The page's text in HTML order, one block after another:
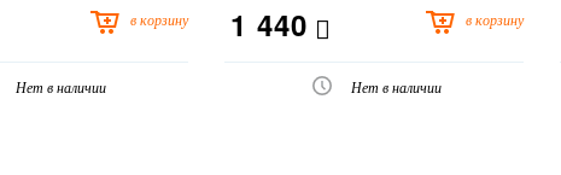
в корзину
Нет в наличии
1 440 в корзину
Нет в наличии